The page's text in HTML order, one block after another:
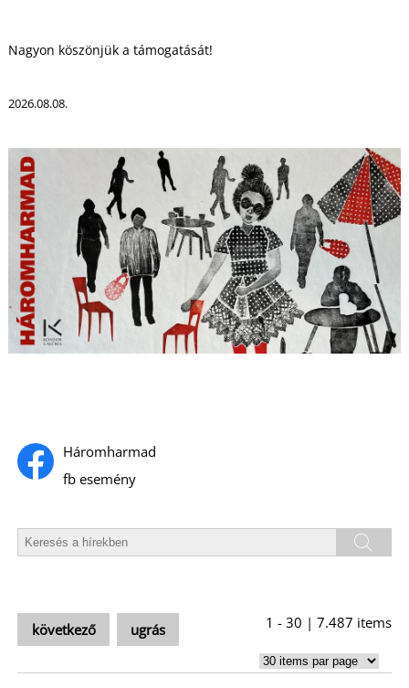
Háromharmad
fb esemény
Nagyon köszönjük a támogatását!
2026.08.08.
következő ugrás 1 - 30 | 7.487 items